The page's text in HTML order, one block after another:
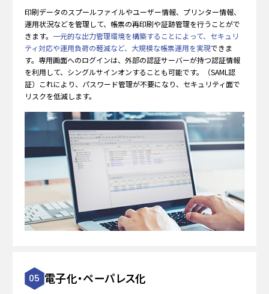
印刷データのスプールファイルやユーザー情報、プリンター情報、
運用状況などを管理して、帳票の再印刷や証跡管理を行うことがで
きます。 一元的な出力管理環境を構築することによって、セキュリ
ティ対応や運用負荷の軽減など、大規模な帳票運用を実現できま
す。専用画面へのログインは、外部の認証サーバーが持つ認証情報
を利用して、シングルサインオンすることも可能です。（SAML認
証）これにより、パスワード管理が不要になり、セキュリティ面で
リスクを低減します。
05 電子化・ペーパレス化